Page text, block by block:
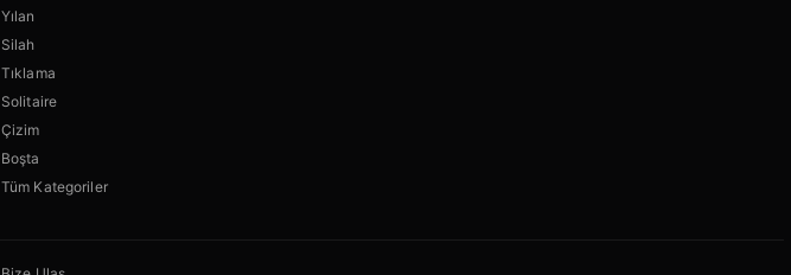
Yılan
Silah
Tıklama
Solitaire
Çizim
Boşta
Tüm Kategoriler